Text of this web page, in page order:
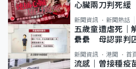
心臟兩刀判死
新聞資訊 新聞熱話
五歲童遭虐死｜
纍纍 母認罪判
類案最惡劣
新聞資訊 港聞 首
流感｜曾接種疫